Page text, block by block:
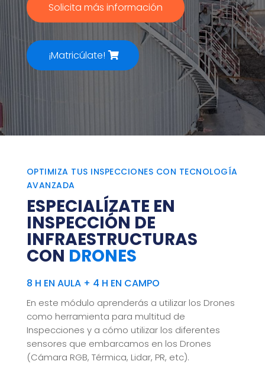
Solicita más información
¡Matricúlate!
OPTIMIZA TUS INSPECCIONES CON TECNOLOGÍA
AVANZADA
ESPECIALÍZATE EN
INSPECCIÓN DE
INFRAESTRUCTURAS
CON DRONES
8 H EN AULA + 4 H EN CAMPO
En este módulo aprenderás a utilizar los Drones
como herramienta para multitud de
Inspecciones y a cómo utilizar los diferentes
sensores que embarcamos en los Drones
(Cámara RGB, Térmica, Lidar, PR, etc).